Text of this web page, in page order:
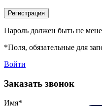
Регистрация
Пароль должен быть не
*Поля, обязательные для
Войти
Заказать звонок
Имя*